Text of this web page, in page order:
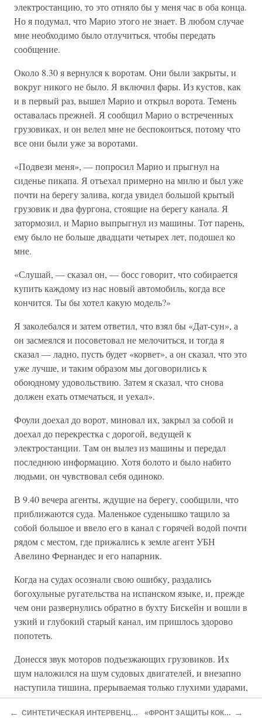
электростанцию, то это отняло бы у меня час в оба конца.
Но я подумал, что Марио этого не знает. В любом случае
мне необходимо было отлучиться, чтобы передать
сообщение.
Около 8.30 я вернулся к воротам. Они были закрыты, и
вокруг никого не было. Я включил фары. Из кустов, как
и в первый раз, вышел Марио и открыл ворота. Темень
оставалась прежней. Я сообщил Марио о встреченных
грузовиках, и он велел мне не беспокоиться, потому что
все они были уже за воротами.
«Подвези меня», — попросил Марио и прыгнул на
сиденье пикапа. Я отъехал примерно на милю и был уже
почти на берегу залива, когда увидел большой крытый
грузовик и два фургона, стоящие на берегу канала. Я
затормозил, и Марио выпрыгнул из машины. Тот парень,
ему было не больше двадцати четырех лет, подошел ко
мне.
«Слушай, — сказал он, — босс говорит, что собирается
купить каждому из нас новый автомобиль, когда все
кончится. Ты бы хотел какую модель?»
Я заколебался и затем ответил, что взял бы «Дат-сун», а
он засмеялся и посоветовал не мелочиться, и тогда я
сказал — ладно, пусть будет «корвет», а он сказал, что это
уже лучше, и таким образом мы договорились к
обоюдному удовольствию. Затем я сказал, что снова
должен ехать отмечаться, и уехал».
Фоули доехал до ворот, миновал их, закрыл за собой и
доехал до перекрестка с дорогой, ведущей к
электростанции. Там он вылез из машины и передал
последнюю информацию. Хотя болото и было набито
людьми, он чувствовал себя одиноко.
В 9.40 вечера агенты, ждущие на берегу, сообщили, что
приближаются суда. Маленькое суденышко тащило за
собой большое и ввело его в канал с горячей водой почти
рядом с местом, где прижались к земле агент УБН
Авелино Фернандес и его напарник.
Когда на судах осознали свою ошибку, раздались
богохульные ругательства на испанском языке, и, прежде
чем они развернулись обратно в бухту Бискейн и вошли в
узкий и глубокий старый канал, им пришлось здорово
попотеть.
Донесся звук моторов подъезжающих грузовиков. Их
шум наложился на шум судовых двигателей, и внезапно
наступила тишина, прерываемая только глухими ударами,
как если бы чем-то тяжелым били по деревяшке.
← СИНТЕТИЧЕСКАЯ ИНТЕРВЕНЦИЯ «ФРОНТ ЗАЩИТЫ КОКИ» →